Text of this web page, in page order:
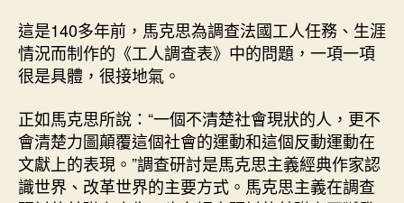
這是140多年前，馬克思為調查法國工人任務、生涯
情況而制作的《工人調查表》中的問題，一項一項
很是具體，很接地氣。
正如馬克思所說：“一個不清楚社會現狀的人，更不
會清楚力圖顛覆這個社會的運動和這個反動運動在
文獻上的表現。”調查研討是馬克思主義經典作家認
識世界、改革世界的主要方式。馬克思主義在調查